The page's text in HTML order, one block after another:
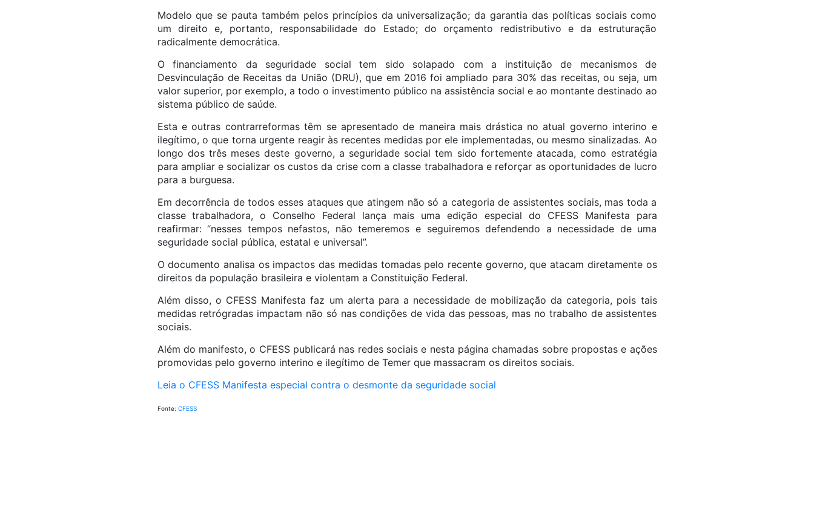
Modelo que se pauta também pelos princípios da universalização; da garantia das políticas sociais como
um direito e, portanto, responsabilidade do Estado; do orçamento redistributivo e da estruturação
radicalmente democrática.
O financiamento da seguridade social tem sido solapado com a instituição de mecanismos de
Desvinculação de Receitas da União (DRU), que em 2016 foi ampliado para 30% das receitas, ou seja, um
valor superior, por exemplo, a todo o investimento público na assistência social e ao montante destinado ao
sistema público de saúde.
Esta e outras contrarreformas têm se apresentado de maneira mais drástica no atual governo interino e
ilegítimo, o que torna urgente reagir às recentes medidas por ele implementadas, ou mesmo sinalizadas. Ao
longo dos três meses deste governo, a seguridade social tem sido fortemente atacada, como estratégia
para ampliar e socializar os custos da crise com a classe trabalhadora e reforçar as oportunidades de lucro
para a burguesa.
Em decorrência de todos esses ataques que atingem não só a categoria de assistentes sociais, mas toda a
classe trabalhadora, o Conselho Federal lança mais uma edição especial do CFESS Manifesta para
reafirmar: “nesses tempos nefastos, não temeremos e seguiremos defendendo a necessidade de uma
seguridade social pública, estatal e universal”.
O documento analisa os impactos das medidas tomadas pelo recente governo, que atacam diretamente os
direitos da população brasileira e violentam a Constituição Federal.
Além disso, o CFESS Manifesta faz um alerta para a necessidade de mobilização da categoria, pois tais
medidas retrógradas impactam não só nas condições de vida das pessoas, mas no trabalho de assistentes
sociais.
Além do manifesto, o CFESS publicará nas redes sociais e nesta página chamadas sobre propostas e ações
promovidas pelo governo interino e ilegítimo de Temer que massacram os direitos sociais.
Leia o CFESS Manifesta especial contra o desmonte da seguridade social
Fonte: CFESS